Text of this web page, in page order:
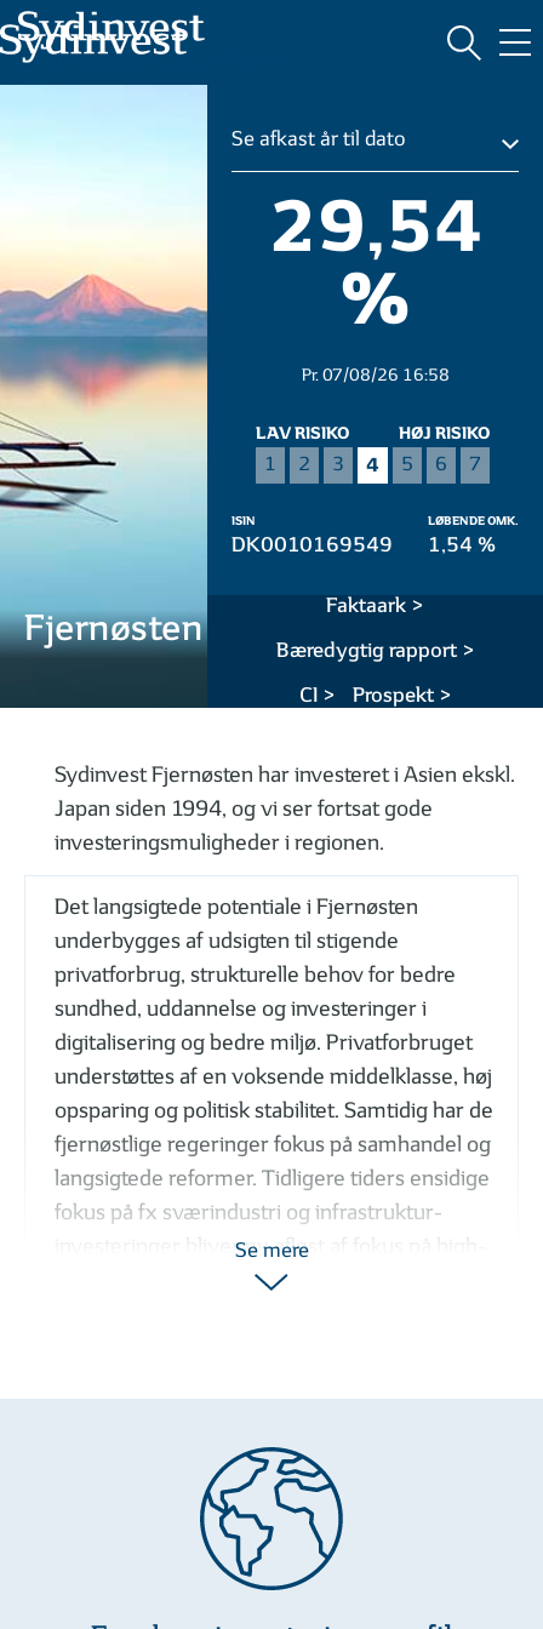
MARKEDSFØRINGSMATERIALE
Fjernøsten
Se afkast år til dato
29,54
%
Pr. 07/08/26 16:58
LAV RISIKO HØJ RISIKO
1 2 3 4 5 6 7
ISIN
DK0010169549
LØBENDE OMK.
1,54 %
Faktaark >
Bæredygtig rapport >
CI >
Prospekt >
Sydinvest Fjernøsten har investeret i Asien ekskl.
Japan siden 1994, og vi ser fortsat gode
investeringsmuligheder i regionen.
Det langsigtede potentiale i Fjernøsten
underbygges af udsigten til stigende
privatforbrug, strukturelle behov for bedre
sundhed, uddannelse og investeringer i
digitalisering og bedre miljø. Privatforbruget
understøttes af en voksende middelklasse, høj
opsparing og politisk stabilitet. Samtidig har de
fjernøstlige regeringer fokus på samhandel og
langsigtede reformer. Tidligere tiders ensidige
fokus på fx sværindustri og infrastruktur-
investeringer bliver nu afløst af fokus på high-
end-produkter, miljøteknologi og digitale
verdens mest vækstende økonomier på den
lange bane, ligesom Taiwan og Sydkorea i høj
grad er førende inden for IT, og landene tilbyder
derfor langsigtede investeringsmuligheder inden
for bl.a. kunstig intelligens.
Se mere